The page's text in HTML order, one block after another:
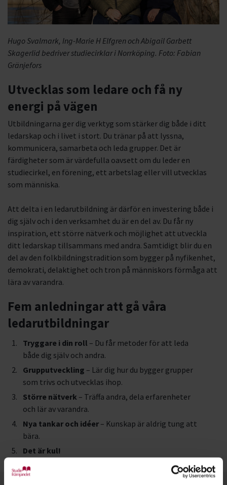
Hugo Svalmark, Ing-Marie H Elfgren och Abigail Garbett
Skagerlid bedriver studiecirklar i Norrköping. Foto: Fabian
Gränjefors
Utvecklas som ledare och få ny
energi på vägen
Utbildningarna ger dig verktyg som stärker dig både i ditt
ledarskap och i livet i stort. Du tränar på att lyssna,
kommunicera, samarbeta och leda grupper. Det är
färdigheter som är värdefulla oavsett om du leder en
studiecirkel, en förening, ett arbetslag eller vill utvecklas
som människa.
Att delta i en ledarutbildning är därför en investering både i
dig själv och i den verksamhet du är en del av. Du får ny
inspiration, ett större nätverk och möjlighet att utveckla
ditt ledarskap tillsammans med andra. Samtidigt blir du en
del av den folkbildningstradition som bygger på nyfikenhet,
demokrati, delaktighet och tron på människors förmåga att
lära av varandra.
Fem anledningar att gå våra
ledarutbildningar
Tryggare i din roll – Du får metoder för att leda
både dig själv och andra.
Grupputveckling – Lär dig hur du bygger grupper
som trivs och utvecklas ihop.
Större nätverk – Träffa andra, dela erfarenheter
och lär av varandra.
Nya tankar och idéer – Kunskap är aldrig tung att
bära.
Det är kul!